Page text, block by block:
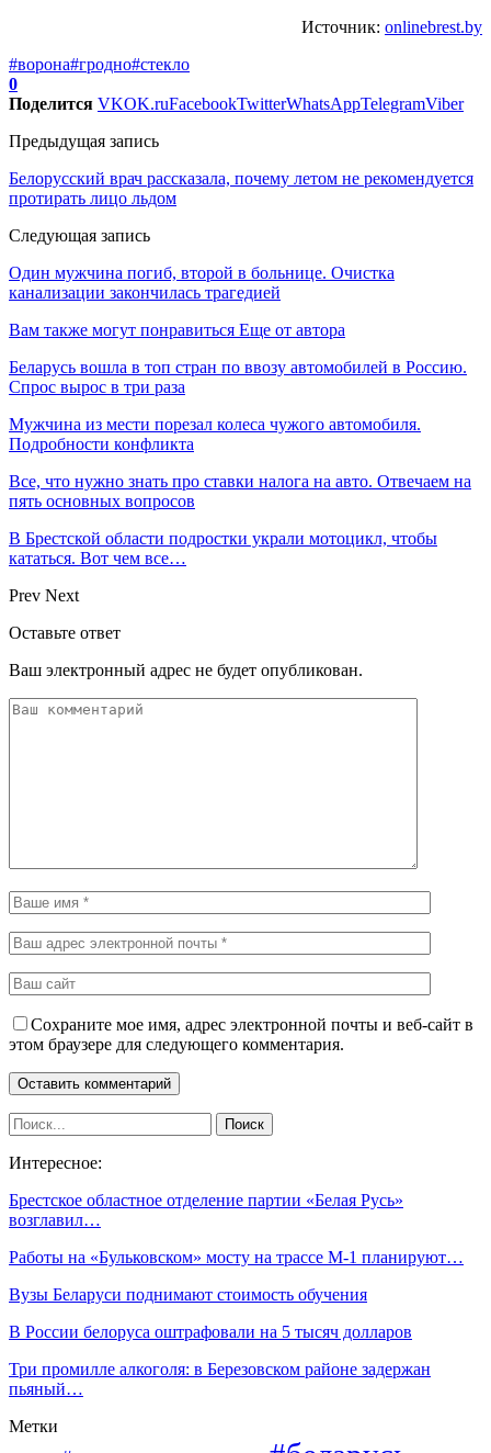
Источник: onlinebrest.by
#ворона#гродно#стекло
0
Поделится VKOK.ruFacebookTwitterWhatsAppTelegramViber
Предыдущая запись
Белорусский врач рассказала, почему летом не рекомендуется
протирать лицо льдом
Следующая запись
Один мужчина погиб, второй в больнице. Очистка
канализации закончилась трагедией
Вам также могут понравиться Еще от автора
Беларусь вошла в топ стран по ввозу автомобилей в Россию.
Спрос вырос в три раза
Мужчина из мести порезал колеса чужого автомобиля.
Подробности конфликта
Все, что нужно знать про ставки налога на авто. Отвечаем на
пять основных вопросов
В Брестской области подростки украли мотоцикл, чтобы
кататься. Вот чем все…
Prev Next
Оставьте ответ
Ваш электронный адрес не будет опубликован.
Сохраните мое имя, адрес электронной почты и веб-сайт в
этом браузере для следующего комментария.
Интересное:
Брестское областное отделение партии «Белая Русь»
возглавил…
Работы на «Бульковском» мосту на трассе М-1 планируют…
Вузы Беларуси поднимают стоимость обучения
В России белоруса оштрафовали на 5 тысяч долларов
Три промилле алкоголя: в Березовском районе задержан
пьяный…
Метки